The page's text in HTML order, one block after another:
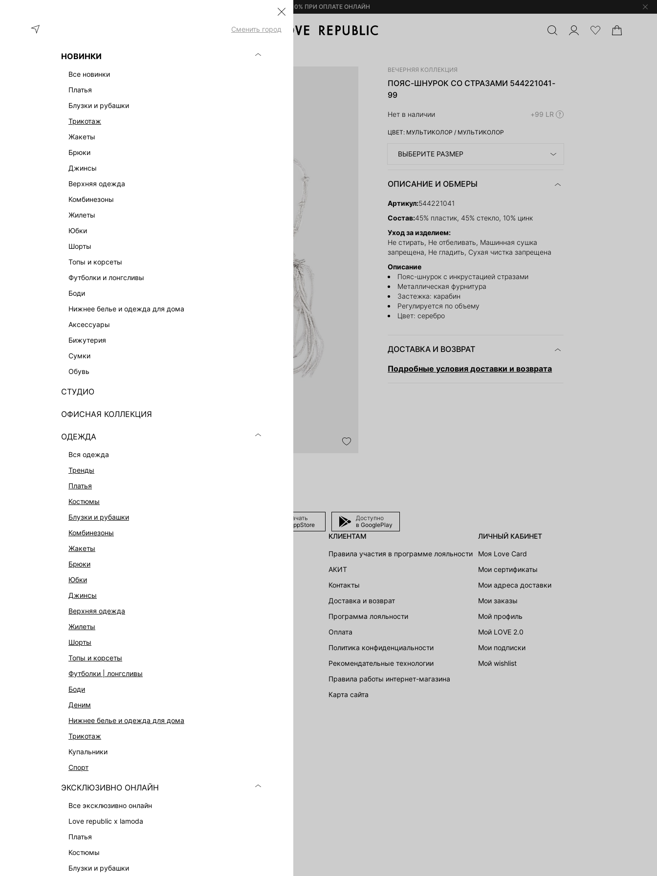
– 10% ПРИ ОПЛАТЕ ОНЛАЙН
Сменить город
НОВИНКИ
все новинки
платья
блузки и рубашки
трикотаж
жакеты
брюки
джинсы
верхняя одежда
комбинезоны
жилеты
юбки
шорты
топы и корсеты
футболки и лонгсливы
боди
нижнее белье и одежда для дома
аксессуары
бижутерия
сумки
обувь
СТУДИО
ОФИСНАЯ КОЛЛЕКЦИЯ
ОДЕЖДА
вся одежда
тренды
платья
костюмы
блузки и рубашки
комбинезоны
жакеты
брюки
юбки
джинсы
верхняя одежда
жилеты
шорты
топы и корсеты
футболки | лонгсливы
боди
деним
нижнее белье и одежда для дома
трикотаж
купальники
спорт
ЭКСКЛЮЗИВНО ОНЛАЙН
все эксклюзивно онлайн
love republic x lamoda
платья
костюмы
блузки и рубашки
ОДЕЖДА
ПОЯС-ШНУРОК СО СТРАЗАМИ 544221041-99
ВЕЧЕРНЯЯ КОЛЛЕКЦИЯ
ПОЯС-ШНУРОК СО СТРАЗАМИ 544221041-
99
Нет в наличии +99 LR
ЦВЕТ: МУЛЬТИКОЛОР / МУЛЬТИКОЛОР
ВЫБЕРИТЕ РАЗМЕР
ОПИСАНИЕ И ОБМЕРЫ
Артикул:544221041
Состав:45% пластик, 45% стекло, 10% цинк
Уход за изделием:
Не стирать, Не отбеливать, Машинная сушка
запрещена, Не гладить, Сухая чистка запрещена
Описание
Пояс-шнурок с инкрустацией стразами
Металлическая фурнитура
Застежка: карабин
Регулируется по объему
Цвет: серебро
ДОСТАВКА И ВОЗВРАТ
Подробные условия доставки и возврата
Скачать
в AppStore
Доступно
в GooglePlay
ОФИСНАЯ КОЛЛЕКЦИЯ
ЭКСКЛЮЗИВНО ОНЛАЙН
АКСЕССУАРЫ И УКРАШЕНИЯ
ФИНАЛЬНАЯ РАСПРОДАЖА
ПОДАРОЧНЫЕ СЕРТИФИКАТЫ
БАЛЬЗАМЫ-ТИНТЫ
ЛИМИТИРОВАННЫЕ КОЛЛЕКЦИИ
КАПСУЛЬНЫЙ ГАРДЕРОБ
БОХО-ШИК
В ОТТЕНКАХ СЕРОГО
LOVE REPUBLIC MAISON
ДАЙДЖЕСТ
КЛИЕНТАМ
Правила участия в программе лояльности
АКИТ
Контакты
Доставка и возврат
Программа лояльности
Оплата
Политика конфиденциальности
Рекомендательные технологии
Правила работы интернет-магазина
карта сайта
ЛИЧНЫЙ КАБИНЕТ
Моя Love Card
Мои сертификаты
Мои адреса доставки
Мои заказы
Мой профиль
Мой LOVE 2.0
Мои подписки
Мой wishlist